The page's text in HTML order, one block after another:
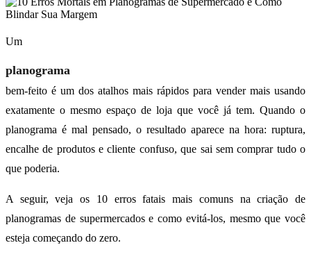
Um
planograma
bem-feito é um dos atalhos mais rápidos para vender mais usando
exatamente o mesmo espaço de loja que você já tem. Quando o
planograma é mal pensado, o resultado aparece na hora: ruptura,
encalhe de produtos e cliente confuso, que sai sem comprar tudo o
que poderia.
A seguir, veja os 10 erros fatais mais comuns na criação de
planogramas de supermercados e como evitá-los, mesmo que você
esteja começando do zero.